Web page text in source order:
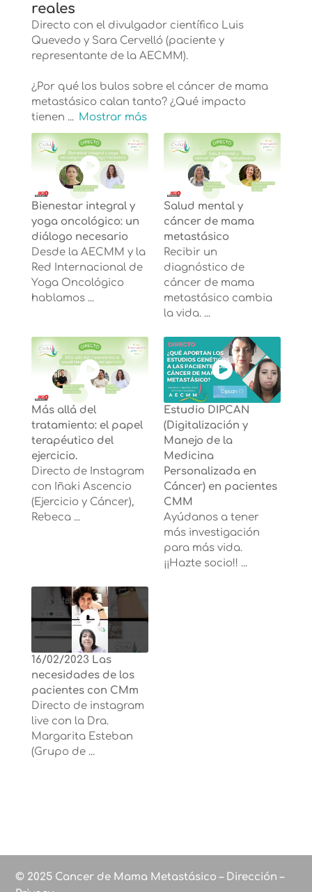
reales
Directo con el divulgador científico Luis
Quevedo y Sara Cervelló (paciente y
representante de la AECMM).
¿Por qué los bulos sobre el cáncer de mama
metastásico calan tanto? ¿Qué impacto
tienen ... Mostrar más
Bienestar integral y
yoga oncológico: un
diálogo necesario
Desde la AECMM y la
Red Internacional de
Yoga Oncológico
hablamos ...
Salud mental y
cáncer de mama
metastásico
Recibir un
diagnóstico de
cáncer de mama
metastásico cambia
la vida. ...
Más allá del
tratamiento: el papel
terapéutico del
ejercicio.
Directo de Instagram
con Iñaki Ascencio
(Ejercicio y Cáncer),
Rebeca ...
Estudio DIPCAN
(Digitalización y
Manejo de la
Medicina
Personalizada en
Cáncer) en pacientes
CMM
Ayúdanos a tener
más investigación
para más vida.
¡¡Hazte socio!! ...
16/02/2023 Las
necesidades de los
pacientes con CMm
Directo de instagram
live con la Dra.
Margarita Esteban
(Grupo de ...
© 2025 Cancer de Mama Metastásico – Dirección –